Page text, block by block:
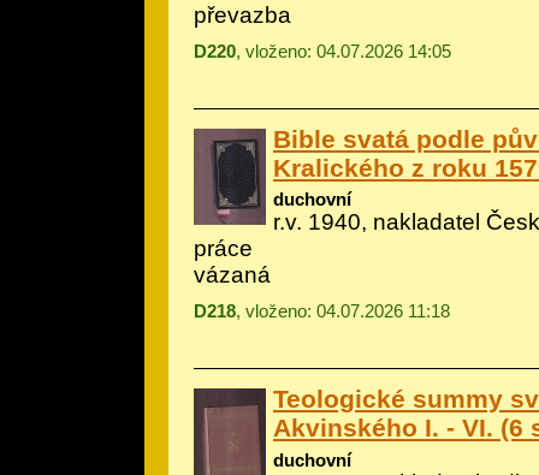
převazba
D220, vloženo: 04.07.2026 14:05
Bible svatá podle
Kralického z roku
duchovní
r.v. 1940, nakladatel
práce
vázaná
D218, vloženo: 04.07.2026 11:18
Teologické summy
Akvinského I. - VI. (6
duchovní